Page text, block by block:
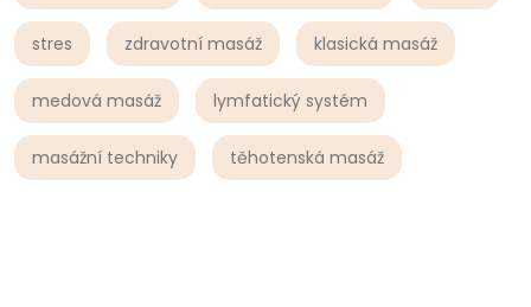
stres zdravotní masáž klasická masáž
medová masáž lymfatický systém
masážní techniky těhotenská masáž